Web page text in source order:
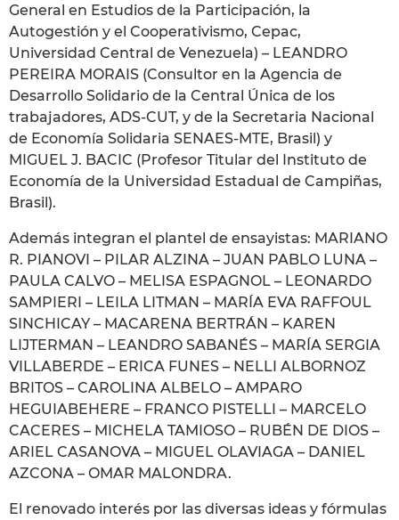
General en Estudios de la Participación, la
Autogestión y el Cooperativismo, Cepac,
Universidad Central de Venezuela) – LEANDRO
PEREIRA MORAIS (Consultor en la Agencia de
Desarrollo Solidario de la Central Única de los
trabajadores, ADS-CUT, y de la Secretaria Nacional
de Economía Solidaria SENAES-MTE, Brasil) y
MIGUEL J. BACIC (Profesor Titular del Instituto de
Economía de la Universidad Estadual de Campiñas,
Brasil).
Además integran el plantel de ensayistas: MARIANO
R. PIANOVI – PILAR ALZINA – JUAN PABLO LUNA –
PAULA CALVO – MELISA ESPAGNOL – LEONARDO
SAMPIERI – LEILA LITMAN – MARÍA EVA RAFFOUL
SINCHICAY – MACARENA BERTRÁN – KAREN
LIJTERMAN – LEANDRO SABANÉS – MARÍA SERGIA
VILLABERDE – ERICA FUNES – NELLI ALBORNOZ
BRITOS – CAROLINA ALBELO – AMPARO
HEGUIABEHERE – FRANCO PISTELLI – MARCELO
CACERES – MICHELA TAMIOSO – RUBÉN DE DIOS –
ARIEL CASANOVA – MIGUEL OLAVIAGA – DANIEL
AZCONA – OMAR MALONDRA.
El renovado interés por las diversas ideas y fórmulas